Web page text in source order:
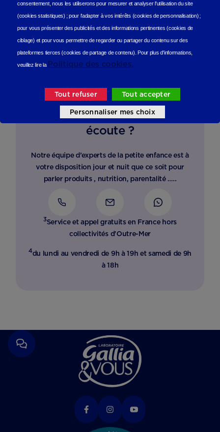
Besoin d’un conseil, d’une
écoute ?
Notre équipe d’experts de la petite enfance est à
votre disposition jour et nuit que ce soit pour
parler produits , nutrition, parentalité …..
3Service et appel gratuits en France hors
collectivités d'Outre-Mer​
4du lundi au vendredi de 9h à 19h et samedi de 9h
à 18h
consentement, nous les utiliseronspour mesurer et analyser l'utilisation du site
(cookies statistiques) ;pour l'adapter à vos intérêts (cookies de personnalisation) ;
pour vous présenter des publicités et des informations pertinentes (cookies de
ciblage) et pour vous permettre de regarder ou partager du contenu sur des
plateformes tierces (cookies de partage de contenu). Pour plus d'informations,
veuillez lire la Politique des cookies.
Tout refuser Tout accepter
Personnaliser mes choix